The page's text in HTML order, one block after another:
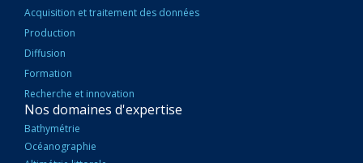
Acquisition et traitement des données
Production
Diffusion
Formation
Recherche et innovation
Nos domaines d'expertise
Bathymétrie
Océanographie